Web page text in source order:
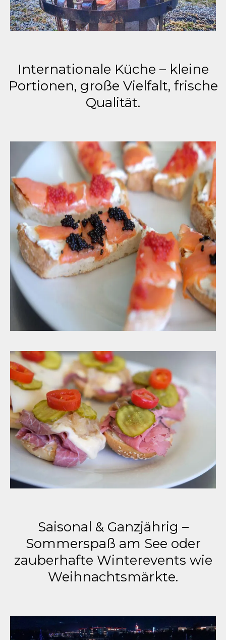
Internationale Küche – kleine
Portionen, große Vielfalt, frische
Qualität.
Saisonal & Ganzjährig –
Sommerspaß am See oder
zauberhafte Winterevents wie
Weihnachtsmärkte.